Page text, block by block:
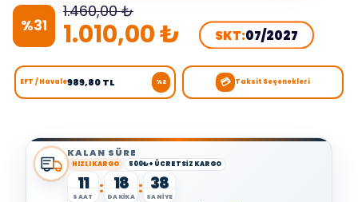
%31
1.460,00 ₺
1.010,00 ₺ SKT:07/2027
EFT / Havale989,80 TL %2 💳 Taksit Seçenekleri
KALAN SÜRE
HIZLI KARGO 500₺+ ÜCRETSİZ KARGO
11
SAAT : 18
DAKİKA : 37
SANİYE